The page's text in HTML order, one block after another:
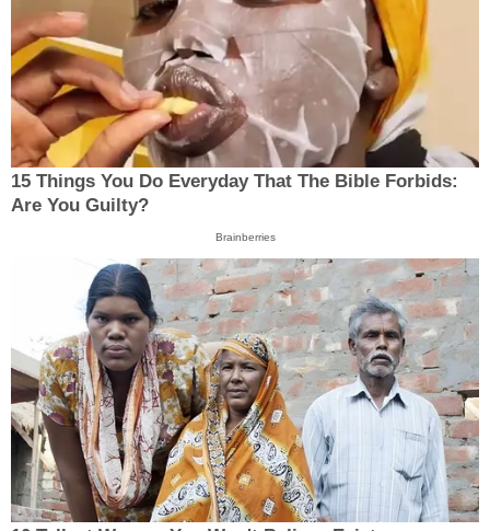
15 Things You Do Everyday That The Bible Forbids:
Are You Guilty?
Brainberries